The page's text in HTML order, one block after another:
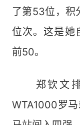
了第53位，积
位次。这是她
前50。
郑钦文排
WTA1000罗